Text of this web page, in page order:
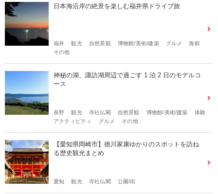
日本海沿岸の絶景を楽しむ福井県ドライブ旅
福井 観光 自然景観 博物館/美術/建築 グルメ
海鮮
その他
神秘の湖、諏訪湖周辺で過ごす 1 泊 2 ⽇のモデルコ
ース
長野 観光 寺社仏閣 自然景観 博物館/美術/建築
体験
アクティビティ
グルメ その他
【愛知県岡崎市】徳川家康ゆかりのスポットを訪ね
る歴史観光まとめ
愛知 観光 寺社仏閣 公園/街